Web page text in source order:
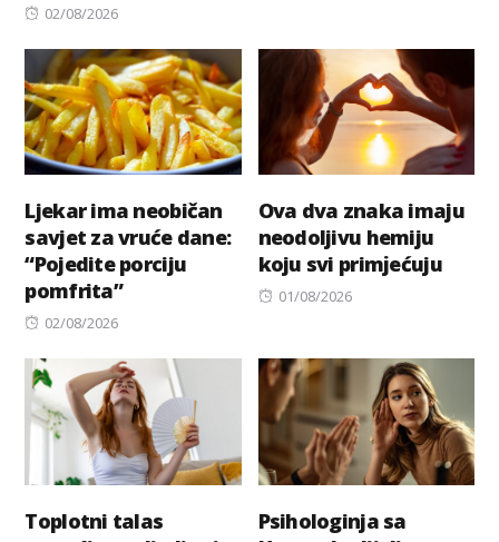
Posted
02/08/2026
Ljekar ima neobičan
savjet za vruće dane:
“Pojedite porciju
pomfrita”
Posted
02/08/2026
Ova dva znaka imaju
neodoljivu hemiju
koju svi primјećuju
Posted
01/08/2026
Toplotni talas
Psihologinja sa